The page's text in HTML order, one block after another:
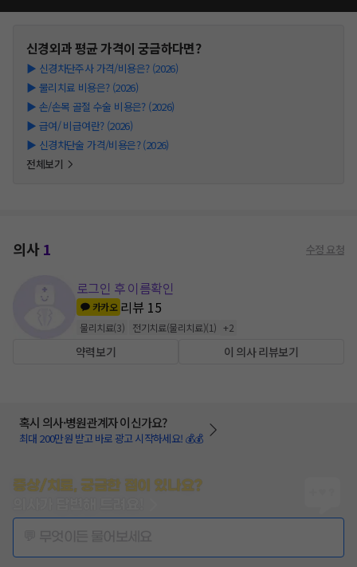
신경외과평균 가격이 궁금하다면?
▶ 신경차단주사 가격/비용은? (2026)
▶ 물리치료 비용은? (2026)
▶ 손/손목 골절 수술 비용은? (2026)
▶ 급여/ 비급여란? (2026)
▶ 신경차단술 가격/비용은? (2026)
전체보기
의사1 수정 요청
로그인 후 이름확인
카카오 리뷰 15
물리치료(3) 전기치료(물리치료)(1) +2
약력보기 이 의사 리뷰보기
혹시 의사·병원관계자 이신가요?
최대 200만원 받고 바로 광고 시작하세요! 💰💰
증상/치료, 궁금한 점이 있나요?